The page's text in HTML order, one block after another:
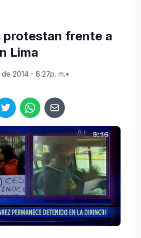
protestan frente a
Lima
2014 - 8:27p. m.•